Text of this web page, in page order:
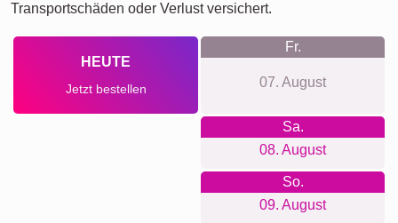
Transportschäden oder Verlust versichert.
HEUTE
Jetzt bestellen
Fr.
07. August
Sa.
08. August
So.
09. August